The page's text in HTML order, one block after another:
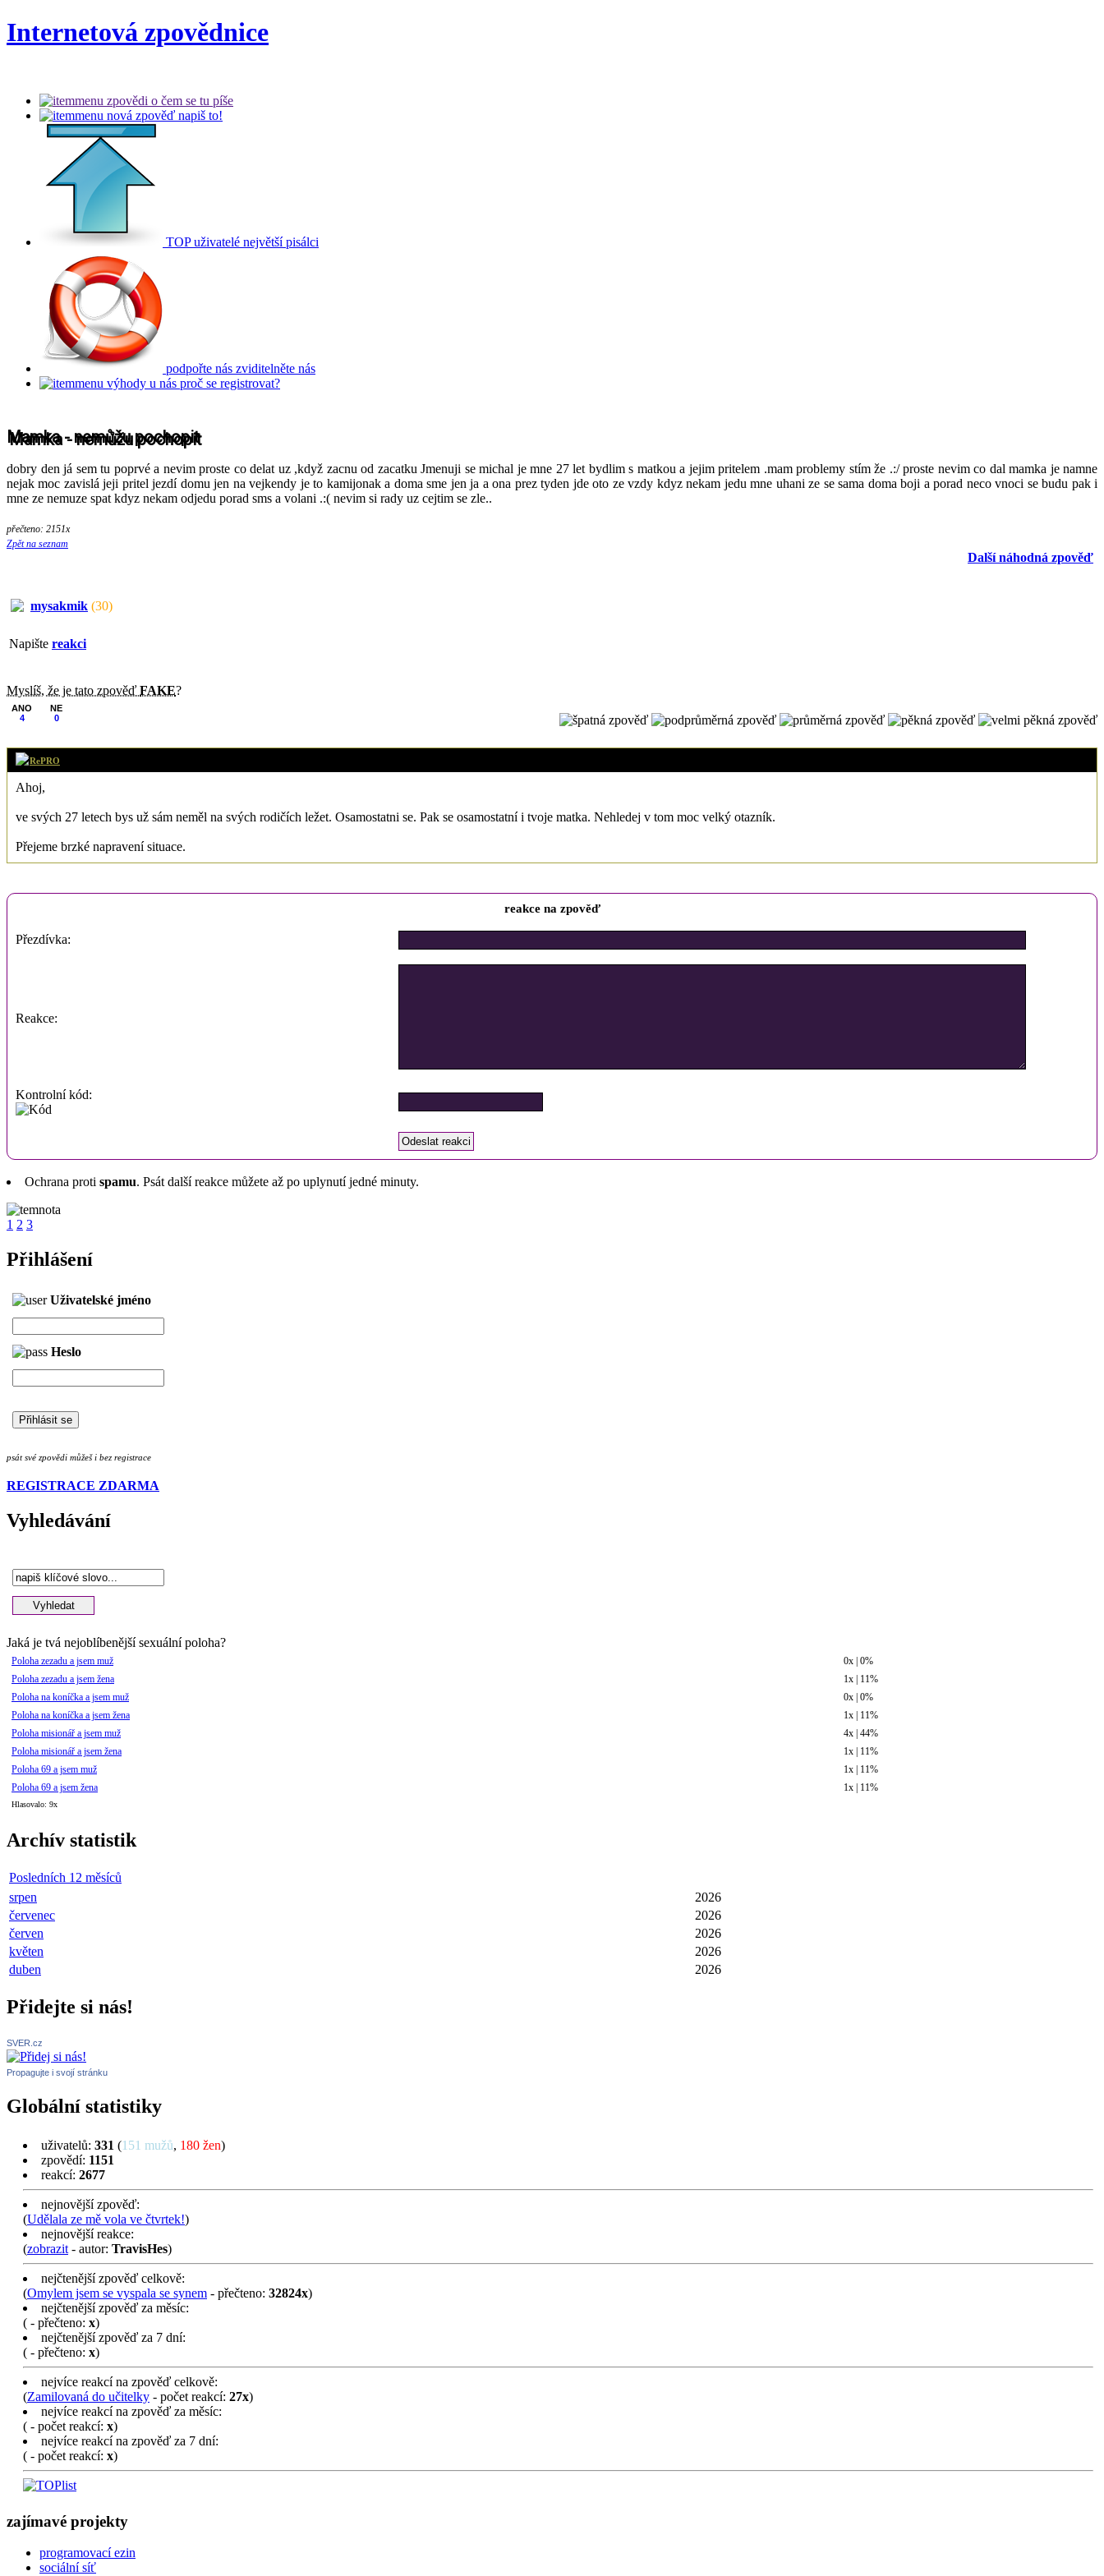
Internetová zpovědnice
zpovědi o čem se tu píše
nová zpověď napiš to!
TOP uživatelé největší pisálci
podpořte nás zviditelněte nás
výhody u nás proč se registrovat?
Mamka - nemůžu pochopit
dobry den já sem tu poprvé a nevim proste co delat uz ,když zacnu od zacatku Jmenuji se michal je mne 27 let bydlim s matkou a jejim pritelem .mam problemy stím že .:/ proste nevim co dal mamka je namne
nejak moc zavislá jeji pritel jezdí domu jen na vejkendy je to kamijonak a doma sme jen ja a ona prez tyden jde oto ze vzdy kdyz nekam jedu mne uhani ze se sama doma boji a porad neco vnoci se budu pak i
mne ze nemuze spat kdyz nekam odjedu porad sms a volani .:( nevim si rady uz cejtim se zle..
přečteno: 2151x
Zpět na seznam
Další náhodná zpověď
mysakmik (30)
Napište reakci
Myslíš, že je tato zpověď FAKE?
ANO
4
NE
0
RePRO
Ahoj,
ve svých 27 letech bys už sám neměl na svých rodičích ležet. Osamostatni se. Pak se osamostatní i tvoje matka. Nehledej v tom moc velký otazník.
Přejeme brzké napravení situace.
reakce na zpověď
Přezdívka:
Reakce:
Kontrolní kód:
Ochrana proti spamu. Psát další reakce můžete až po uplynutí jedné minuty.
1 2 3
Přihlášení
Uživatelské jméno
Heslo
psát své zpovědi můžeš i bez registrace
REGISTRACE ZDARMA
Vyhledávání
Jaká je tvá nejoblíbenější sexuální poloha?
Poloha zezadu a jsem muž
0x | 0%
Poloha zezadu a jsem žena
1x | 11%
Poloha na koníčka a jsem muž
0x | 0%
Poloha na koníčka a jsem žena
1x | 11%
Poloha misionář a jsem muž
4x | 44%
Poloha misionář a jsem žena
1x | 11%
Poloha 69 a jsem muž
1x | 11%
Poloha 69 a jsem žena
1x | 11%
Hlasovalo: 9x
Archív statistik
Posledních 12 měsíců
srpen
2026
červenec
2026
červen
2026
květen
2026
duben
2026
Přidejte si nás!
SVER.cz
Propagujte i svojí stránku
Globální statistiky
uživatelů: 331 (151 mužů, 180 žen)
zpovědí: 1151
reakcí: 2677
nejnovější zpověď:
(Udělala ze mě vola ve čtvrtek!)
nejnovější reakce:
(zobrazit - autor: TravisHes)
nejčtenější zpověď celkově:
(Omylem jsem se vyspala se synem - přečteno: 32824x)
nejčtenější zpověď za měsíc:
( - přečteno: x)
nejčtenější zpověď za 7 dní:
( - přečteno: x)
nejvíce reakcí na zpověď celkově:
(Zamilovaná do učitelky - počet reakcí: 27x)
nejvíce reakcí na zpověď za měsíc:
( - počet reakcí: x)
nejvíce reakcí na zpověď za 7 dní:
( - počet reakcí: x)
zajímavé projekty
programovací ezin
sociální síť